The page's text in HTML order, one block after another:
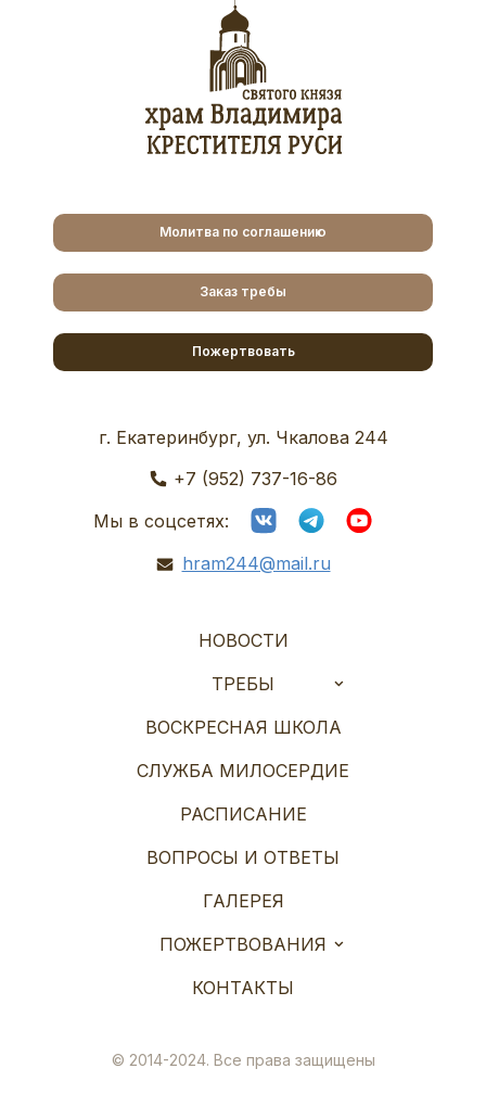
Молитва по соглашению
Заказ требы
Пожертвовать
г. Екатеринбург, ул. Чкалова 244
+7 (952) 737-16-86
Мы в соцсетях:
hram244@mail.ru
НОВОСТИ
ТРЕБЫ
ВОСКРЕСНАЯ ШКОЛА
СЛУЖБА МИЛОСЕРДИЕ
РАСПИСАНИЕ
ВОПРОСЫ И ОТВЕТЫ
ГАЛЕРЕЯ
ПОЖЕРТВОВАНИЯ
КОНТАКТЫ
© 2014-2024. Все права защищены